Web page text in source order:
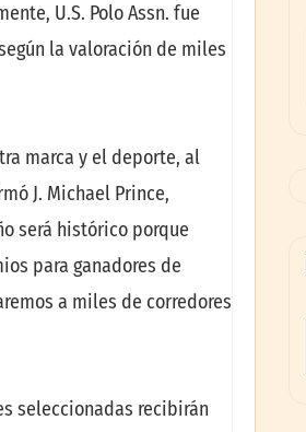
U.S. Polo Assn. fue
la valoración de miles
marca y el deporte, al
J. Michael Prince,
será histórico porque
para ganadores de
a miles de corredores
seleccionadas recibirán